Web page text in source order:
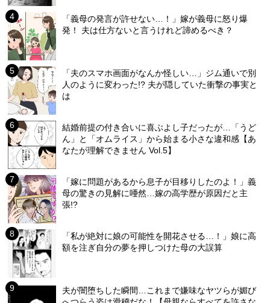
「義母の発言が許せない…！」嫁が義母に怒り爆
発！ 夫は仕方ないと言うけれど諦めるべき？
「夫のスマホ画面がなんか怪しい…」ジム通いで別
人のように変わった!? 夫が隠していた衝撃の事実と
は
結婚前提の付き合いに喜ぶよし子だったが…「うど
ん」と「オムライス」から始まる小さな違和感【あ
なたが理解できません Vol.5】
「嫁に問題があるから息子が目移りしたのよ！」義
母の驚きの見解に唖然…嫁の高学歴が原因だと主
張!?
「私が絶対に娘の可能性を開花させる…！」娘に高
額を注ぎ自分の夢を押しつけた母の大誤算
夫が闇堕ちした瞬間…これまで嫌味なヤツらが媚び